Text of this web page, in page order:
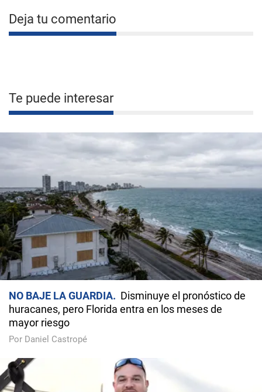
Deja tu comentario
Te puede interesar
NO BAJE LA GUARDIA
Disminuye el pronóstico de
huracanes, pero Florida entra en los meses de
mayor riesgo
Por Daniel Castropé